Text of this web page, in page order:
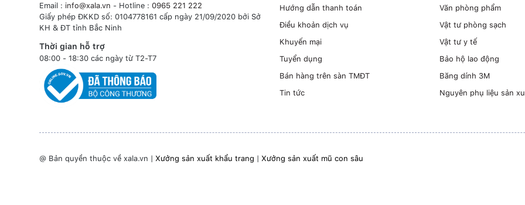
Email : info@xala.vn - Hotline : 0965 221 222
Giấy phép ĐKKD số: 0104778161 cấp ngày 21/09/2020 bởi Sở
KH & ĐT tỉnh Bắc Ninh
Thời gian hỗ trợ
08:00 - 18:30 các ngày từ T2-T7
Hướng dẫn thanh toán
Điều khoản dịch vụ
Khuyến mại
Tuyển dụng
Bán hàng trên sàn TMĐT
Tin tức
Văn phòng phẩm
Vật tư phòng sạch
Vật tư y tế
Bảo hộ lao động
Băng dính 3M
Nguyên phụ liệu sản
@ Bản quyền thuộc về xala.vn | Xưởng sản xuất khẩu trang | Xưởng sản xuất mũ con sâu